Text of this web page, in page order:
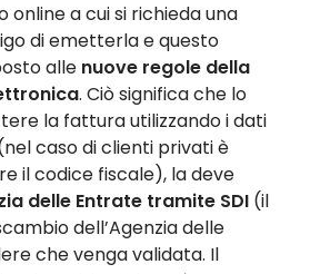
online a cui si richieda una
di emetterla e questo
alle nuove regole della
. Ciò significa che lo
la fattura utilizzando i dati
caso di clienti privati è
il codice fiscale), la deve
delle Entrate tramite SDI (il
dell’Agenzia delle
che venga validata. Il